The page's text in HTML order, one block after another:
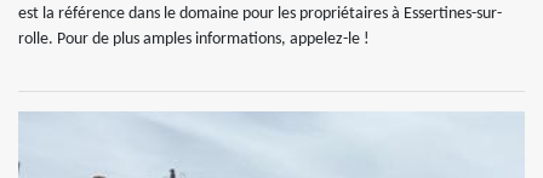
est la référence dans le domaine pour les propriétaires à Essertines-sur-
rolle. Pour de plus amples informations, appelez-le !